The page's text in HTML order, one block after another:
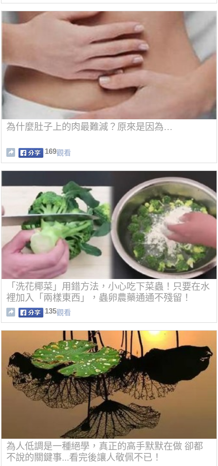
為什麼肚子上的肉最難減？原來是因為…
169觀看
「洗花椰菜」用錯方法，小心吃下菜蟲！只要在水
裡加入「兩樣東西」，蟲卵農藥通通不殘留！
135觀看
為人低調是一種絕學，真正的高手默默在做 卻都
不說的關鍵事...看完後讓人敬佩不已！